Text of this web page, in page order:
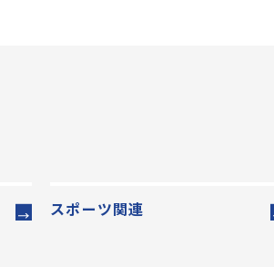
スポーツ関連